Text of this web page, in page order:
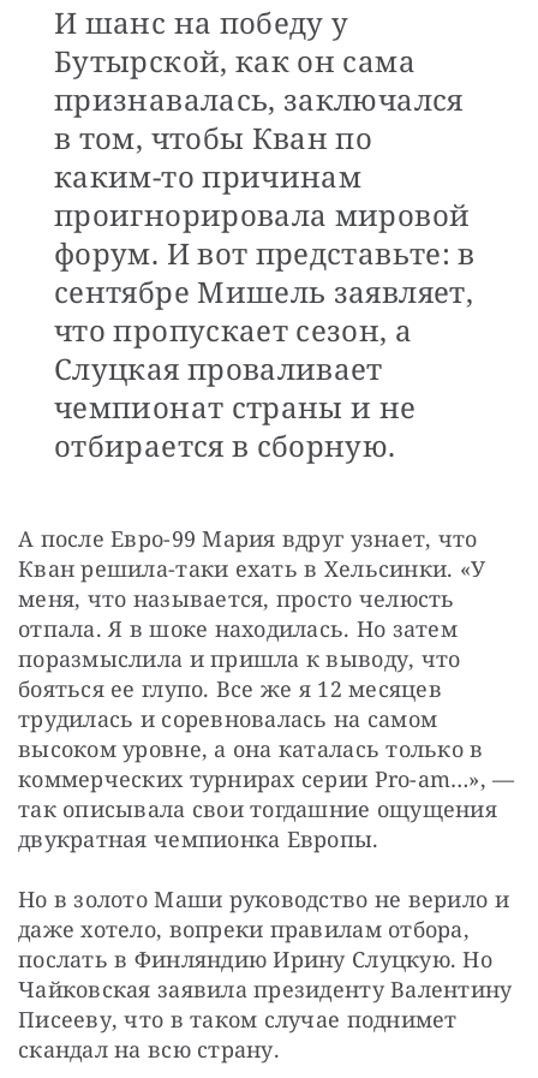
И шанс на победу у
Бутырской, как он сама
признавалась, заключался
в том, чтобы Кван по
каким-то причинам
проигнорировала мировой
форум. И вот представьте: в
сентябре Мишель заявляет,
что пропускает сезон, а
Слуцкая проваливает
чемпионат страны и не
отбирается в сборную.
А после Евро-99 Мария вдруг узнает, что
Кван решила-таки ехать в Хельсинки. «У
меня, что называется, просто челюсть
отпала. Я в шоке находилась. Но затем
поразмыслила и пришла к выводу, что
бояться ее глупо. Все же я 12 месяцев
трудилась и соревновалась на самом
высоком уровне, а она каталась только в
коммерческих турнирах серии Pro-am…», —
так описывала свои тогдашние ощущения
двукратная чемпионка Европы.
Но в золото Маши руководство не верило и
даже хотело, вопреки правилам отбора,
послать в Финляндию Ирину Слуцкую. Но
Чайковская заявила президенту Валентину
Писееву, что в таком случае поднимет
скандал на всю страну.